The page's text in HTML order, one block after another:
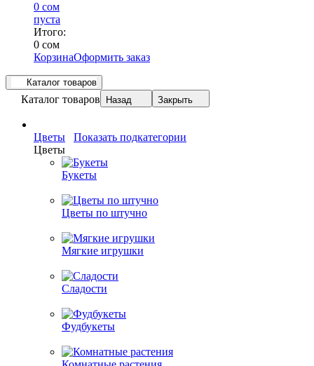
0 сом
пуста
Итого:
0 сом
КорзинаОформить заказ
Каталог товаров
Каталог товаров Назад Закрыть
Цветы
Показать подкатегории
Цветы
Букеты
Цветы по штучно
Мягкие игрушки
Сладости
Фудбукеты